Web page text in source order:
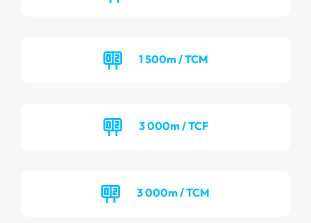
1 500m / TCM
3 000m / TCF
3 000m / TCM